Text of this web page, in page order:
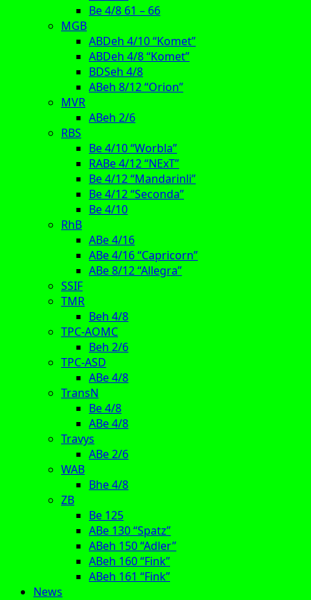
Be 4/8 61 – 66
MGB
ABDeh 4/10 “Komet”
ABDeh 4/8 “Komet”
BDSeh 4/8
ABeh 8/12 “Orion”
MVR
ABeh 2/6
RBS
Be 4/10 “Worbla”
RABe 4/12 “NExT”
Be 4/12 “Mandarinli”
Be 4/12 “Seconda”
Be 4/10
RhB
ABe 4/16
ABe 4/16 “Capricorn”
ABe 8/12 “Allegra”
SSIF
TMR
Beh 4/8
TPC-AOMC
Beh 2/6
TPC-ASD
ABe 4/8
TransN
Be 4/8
ABe 4/8
Travys
ABe 2/6
WAB
Bhe 4/8
ZB
Be 125
ABe 130 “Spatz”
ABeh 150 “Adler”
ABeh 160 “Fink”
ABeh 161 “Fink”
News